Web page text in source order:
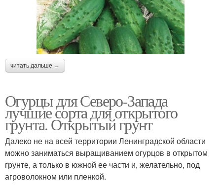
читать дальше →
Огурцы для Северо-Запада
лучшие сорта для открытого
грунта. Открытый грунт
Далеко не на всей территории Ленинградской области
можно заниматься выращиванием огурцов в открытом
грунте, а только в южной ее части и, желательно, под
агроволокном или пленкой.